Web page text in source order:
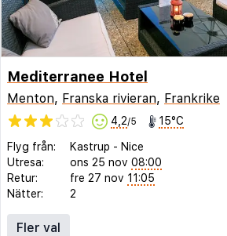
Mediterranee Hotel
Menton, Franska rivieran, Frankrike
4,2/5 15°C
Flyg från: Kastrup - Nice
Utresa:
ons 25 nov 08:00
Retur:
fre 27 nov 11:05
Nätter:
2
Fler val